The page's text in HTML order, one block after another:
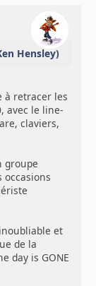
Hensley)
à retracer les
avec le line-
claviers,
groupe
occasions
et
de la
day is GONE